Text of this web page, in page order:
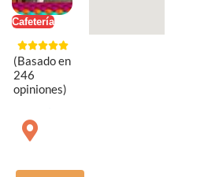
Cafetería
(Basado en
246
opiniones)